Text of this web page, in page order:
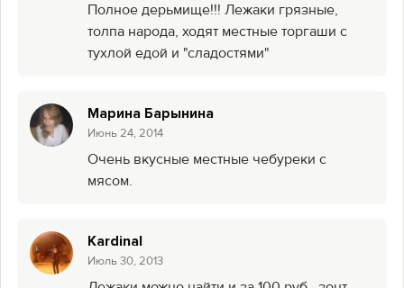
Полное дерьмище!!! Лежаки грязные,
толпа народа, ходят местные торгаши с
тухлой едой и "сладостями"
Марина Барынина
Июнь 24, 2014
Очень вкусные местные чебуреки с
мясом.
Kardinal
Июль 30, 2013